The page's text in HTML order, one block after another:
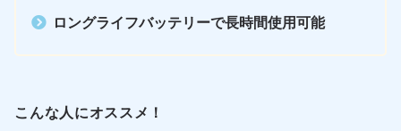
ロングライフバッテリーで長時間使用可能
こんな人にオススメ！